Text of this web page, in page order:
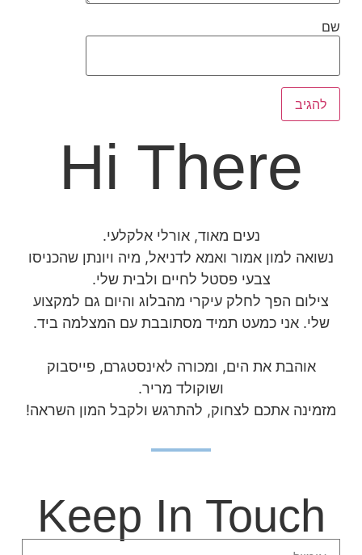
שם
Hi There
נעים מאוד, אורלי אלקלעי.
נשואה למון אמור ואמא לדניאל, מיה ויונתן שהכניסו
צבעי פסטל לחיים ולבית שלי.
צילום הפך לחלק עיקרי מהבלוג והיום גם למקצוע
שלי. אני כמעט תמיד מסתובבת עם המצלמה ביד.
אוהבת את הים, ומכורה לאינסטגרם, פייסבוק
ושוקולד מריר.
מזמינה אתכם לצחוק, להתרגש ולקבל המון השראה!
Keep In Touch